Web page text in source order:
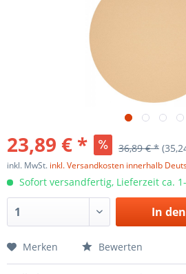
23,89 € * 36,89 € *
inkl. MwSt. inkl. Versandkosten innerhalb
Sofort versandfertig, Lieferzeit ca.
In den
Merken Bewerten